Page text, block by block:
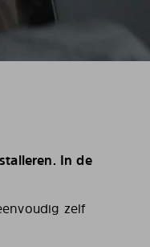
In de
zelf